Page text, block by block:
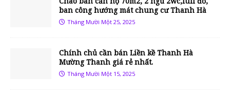
ban công hướng mát chung cư Thanh Hà
Tháng Mười Một 25, 2025
Chính chủ cần bán Liền kề Thanh Hà
Mường Thanh giá rẻ nhất.
Tháng Mười Một 15, 2025